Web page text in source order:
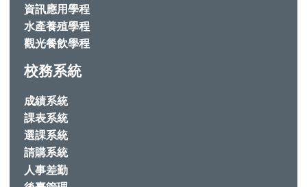
資訊應用學程
水產養殖學程
觀光餐飲學程
校務系統
成績系統
課表系統
選課系統
請購系統
人事差勤